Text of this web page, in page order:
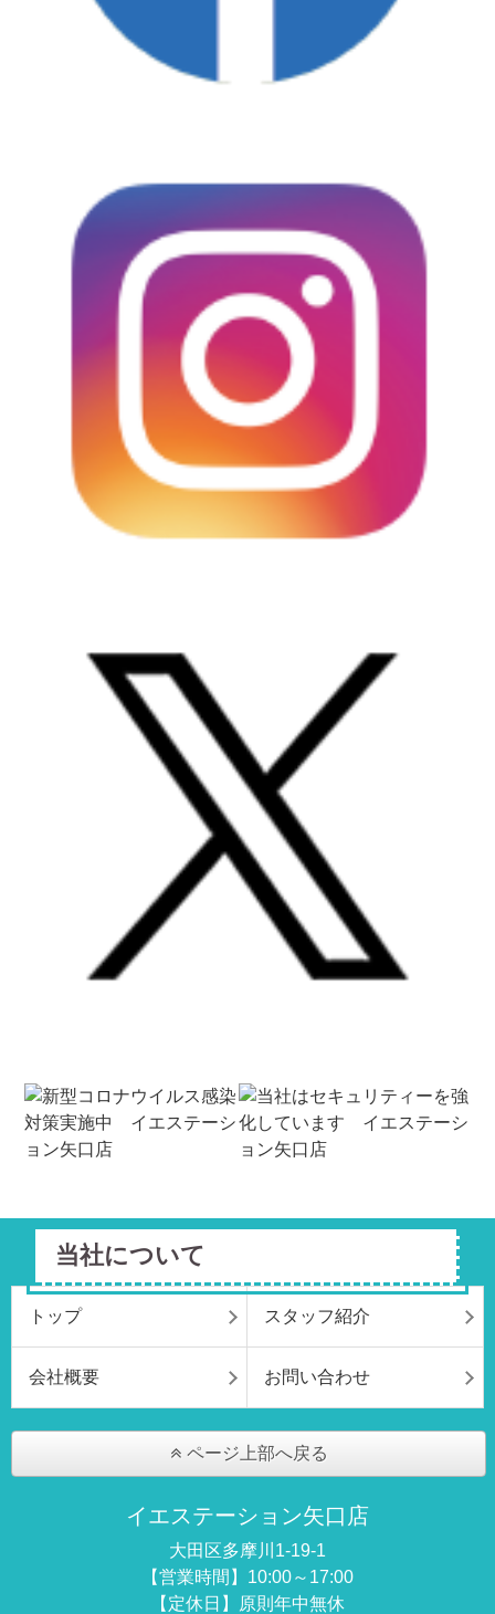
当社について
トップ スタッフ紹介
会社概要 お問い合わせ
ページ上部へ戻る
イエステーション矢口店
大田区多摩川1-19-1
【営業時間】10:00～17:00
【定休日】原則年中無休